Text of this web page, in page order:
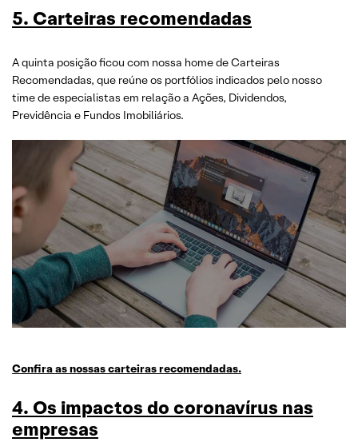
5. Carteiras recomendadas
A quinta posição ficou com nossa home de Carteiras
Recomendadas, que reúne os portfólios indicados pelo nosso
time de especialistas em relação a Ações, Dividendos,
Previdência e Fundos Imobiliários.
Confira as nossas carteiras recomendadas.
4. Os impactos do coronavírus nas
empresas